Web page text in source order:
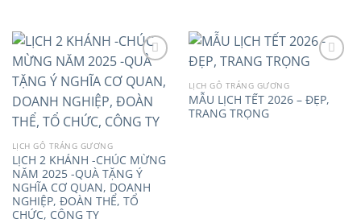
Add to
LỊCH GỖ TRÁNG GƯƠNG
LỊCH 2 KHÁNH -CHÚC MỪNG
NĂM 2025 -QUÀ TẶNG Ý
NGHĨA CƠ QUAN, DOANH
NGHIỆP, ĐOÀN THỂ, TỔ
CHỨC, CÔNG TY
Add to
LỊCH GỖ TRÁNG GƯƠNG
MẪU LỊCH TẾT 2026 – ĐẸP,
TRANG TRỌNG